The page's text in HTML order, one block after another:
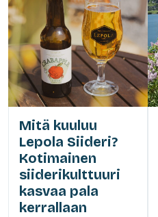
Mitä kuuluu
Lepola Siideri?
Kotimainen
siiderikulttuuri
kasvaa pala
kerrallaan